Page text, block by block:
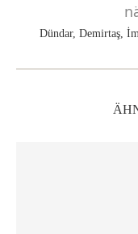
Dündar, Demirtaş,